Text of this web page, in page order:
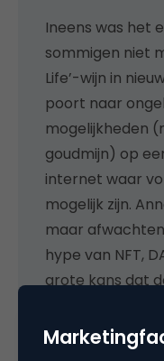
Ineens was het
sommigen niet
Life’-wijn in
poort naar
mogelijkheden
goudmijn) op
internet waar
mogelijk zijn.
maar
hype van NFT,
grote kans dat
en ‘augmented
hebben op